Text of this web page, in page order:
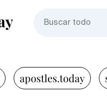
apostles.today